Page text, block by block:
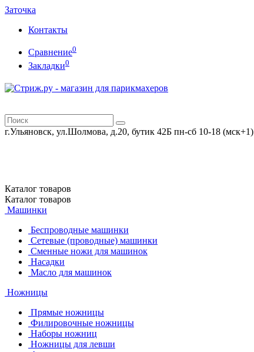
Заточка
Контакты
Сравнение0
Закладки0
г.Ульяновск, ул.Шолмова, д.20, бутик 42Б пн-сб 10-18 (мск+1)
Каталог товаров
Каталог товаров
Машинки
Беспроводные машинки
Сетевые (проводные) машинки
Сменные ножи для машинок
Насадки
Масло для машинок
Ножницы
Прямые ножницы
Филировочные ножницы
Наборы ножниц
Ножницы для левши